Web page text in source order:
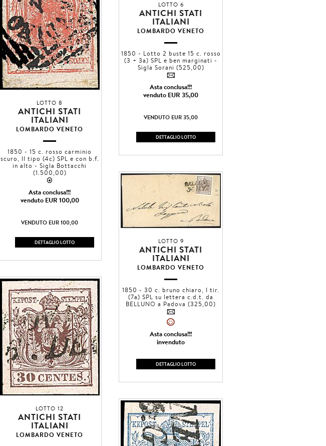
LOTTO 6
ANTICHI STATI
ITALIANI
LOMBARDO VENETO
1850 - Lotto 2 buste 15 c. rosso
(3 + 3a) SPL e ben marginati -
Sigla Sorani (525,00)
4
Asta conclusa!!!
venduto EUR 35,00
VENDUTO EUR 35,00
DETTAGLIO LOTTO
LOTTO 8
ANTICHI STATI
ITALIANI
LOMBARDO VENETO
1850 - 15 c. rosso carminio
scuro, II tipo (4c) SPL e con b.f.
in alto - Sigla Bottacchi
(1.500,00)
2
Asta conclusa!!!
venduto EUR 100,00
VENDUTO EUR 100,00
DETTAGLIO LOTTO LOTTO 9
ANTICHI STATI
ITALIANI
LOMBARDO VENETO
1850 - 30 c. bruno chiaro, I tir.
(7a) SPL su lettera c.d.t. da
BELLUNO a Padova (325,00)
4
»
Asta conclusa!!!
invenduto
DETTAGLIO LOTTO
LOTTO 12
ANTICHI STATI
ITALIANI
LOMBARDO VENETO